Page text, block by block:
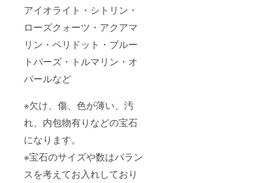
アイオライト・シトリン・
ローズクォーツ・アクアマ
リン・ペリドット・ブルー
トパーズ・トルマリン・オ
パールなど
※欠け、傷、色が薄い、汚
れ、内包物有りなどの宝石
になります。
※宝石のサイズや数はバラン
スを考えてお入れしており